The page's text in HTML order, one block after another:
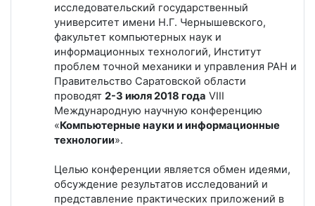
исследовательский государственный
университет имени Н.Г. Чернышевского,
факультет компьютерных наук и
информационных технологий, Институт
проблем точной механики и управления РАН и
Правительство Саратовской области
проводят 2-3 июля 2018 года VIII
Международную научную конференцию
«Компьютерные науки и информационные
технологии».
Целью конференции является обмен идеями,
обсуждение результатов исследований и
представление практических приложений в